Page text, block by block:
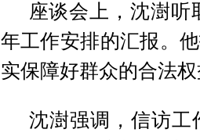
座谈会上，沈澍听
年工作安排的汇报。
实保障好群众的合法
沈澍强调，信访工